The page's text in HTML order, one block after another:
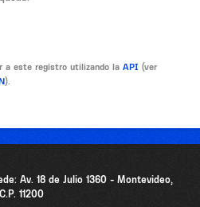
a este registro utilizando la API (ver
).
Av. 18 de Julio 1360 - Montevideo,
11200